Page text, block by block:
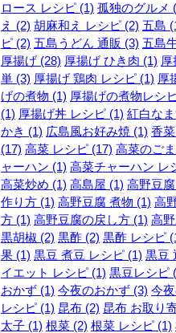
ロース レシピ (1) 孤独のグルメ
え (2) 胡麻和え レシピ (2) 五島
ピ (2) 五島うどん 通販 (3) 五島
厚揚げ (28) 厚揚げ ひき肉 (1)
単 (3) 厚揚げ 鶏肉 レシピ (1) 厚
げの煮物 (1) 厚揚げの煮物レシ
(1) 厚揚げ丼 レシピ (1) 紅白な
かき (1) 広島風お好み焼 (1) 香
(17) 高菜 レシピ (17) 高菜のご
ャーハン (1) 高菜チャーハン レ
高菜炒め (1) 高島屋 (1) 高野豆
作り方 (1) 高野豆腐 煮物 (1) 高
方 (1) 高野豆腐の戻し方 (1) 高
黒胡椒 (2) 黒酢 (2) 黒酢 レシピ
果 (1) 黒豆 煮豆 レシピ (1) 黒豆
イエット レシピ (1) 黒豆レシピ
おかず (1) 今夜のおかず (3) 今
レシピ (1) 昆布 (2) 昆布 お取り
太子 (1) 根菜 (2) 根菜 レシピ (1)